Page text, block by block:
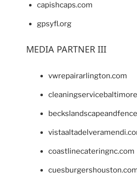
capishcaps.com
gpsyfl.org
MEDIA PARTNER III
vwrepairarlington.com
coastlinecateringnc.com